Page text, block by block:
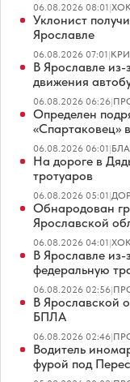
06.08.2026 08:01|
Уклонист
Ярославле
06.08.2026 07:01|
В Ярославле
движения
06.08.2026 06:26|
Определен
«Спартаковец»
06.08.2026 06:01|
На дороге в
тротуаров
06.08.2026 05:01|
Обнародован
Ярославской
06.08.2026 04:01|
В Ярославле
федеральную
06.08.2026 02:56|
В Ярославской
БПЛА
06.08.2026 02:46|
Водитель
фурой под